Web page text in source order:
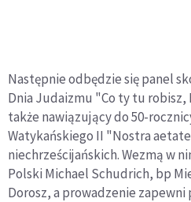
Następnie odbędzie się panel
Dnia Judaizmu "Co ty tu robisz,
także nawiązujący do 50-
Watykańskiego II "Nostra
niechrześcijańskich. Wezmą w
Polski Michael Schudrich, bp
Dorosz, a prowadzenie zapewni